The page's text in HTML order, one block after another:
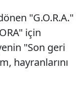
"G.O.R.A."
için
"Son geri
hayranlarını